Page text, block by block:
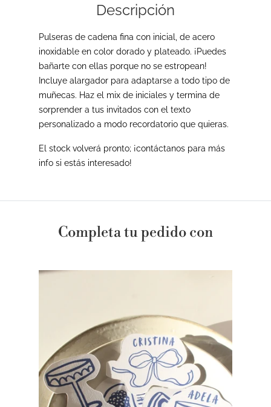
Descripción
Pulseras de cadena fina con inicial, de acero
inoxidable en color dorado y plateado. ¡Puedes
bañarte con ellas porque no se estropean!
Incluye alargador para adaptarse a todo tipo de
muñecas. Haz el mix de iniciales y termina de
sorprender a tus invitados con el texto
personalizado a modo recordatorio que quieras.
El stock volverá pronto; ¡contáctanos para más
info si estás interesado!
Completa tu pedido con